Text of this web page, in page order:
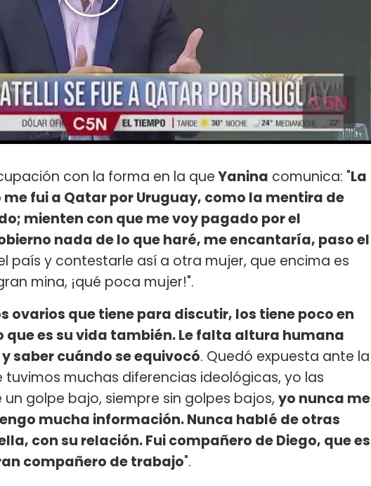
con la forma en la queYanina comunica: "La
fui a Qatar por Uruguay, como la mentira de
mienten con que me voy pagado por el
nada de lo que haré, me encantaría, paso el
país y contestarle así a otra mujer, que encima es
mina, ¡qué poca mujer!".
ovarios que tiene para discutir, los tiene poco en
que es su vida también. Le falta altura humana
saber cuándo se equivocó. Quedó expuesta ante la
tuvimos muchas diferencias ideológicas, yo las
golpe bajo, siempre sin golpes bajos, yo nunca me
mucha información. Nunca hablé de otras
con su relación. Fui compañero de Diego, que es
compañero de trabajo".